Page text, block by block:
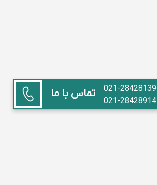
تماس با ما
021-28428139
021-28428914